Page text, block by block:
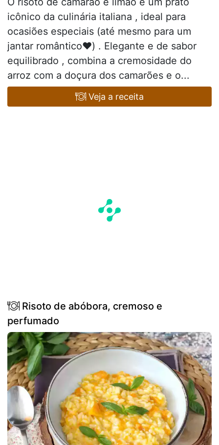
icônico da culinária italiana , ideal para
ocasiões especiais (até mesmo para um
jantar romântico❤️) . Elegante e de sabor
equilibrado , combina a cremosidade do
arroz com a doçura dos camarões e o...
Veja a receita
Risoto de abóbora, cremoso e
perfumado